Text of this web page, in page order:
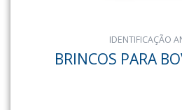
IDENTIFICAÇÃO
BRINCOS PARA